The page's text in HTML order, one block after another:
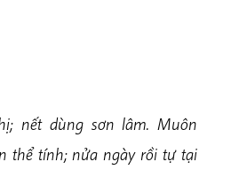
nết dùng sơn lâm. Muôn
thể tính; nửa ngày rồi tự tại